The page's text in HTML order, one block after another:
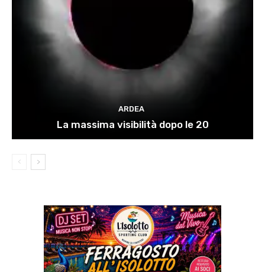
ARDEA
La massima visibilità dopo le 20